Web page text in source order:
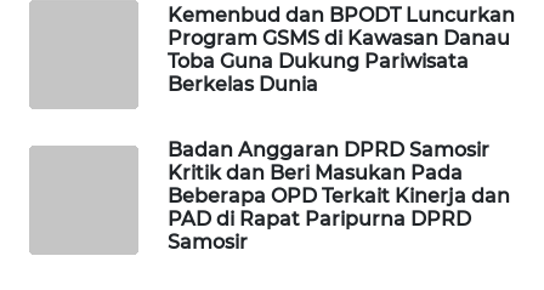
Kemenbud dan BPODT Luncurkan
Program GSMS di Kawasan Danau
Toba Guna Dukung Pariwisata
Berkelas Dunia
Badan Anggaran DPRD Samosir
Kritik dan Beri Masukan Pada
Beberapa OPD Terkait Kinerja dan
PAD di Rapat Paripurna DPRD
Samosir
KRT